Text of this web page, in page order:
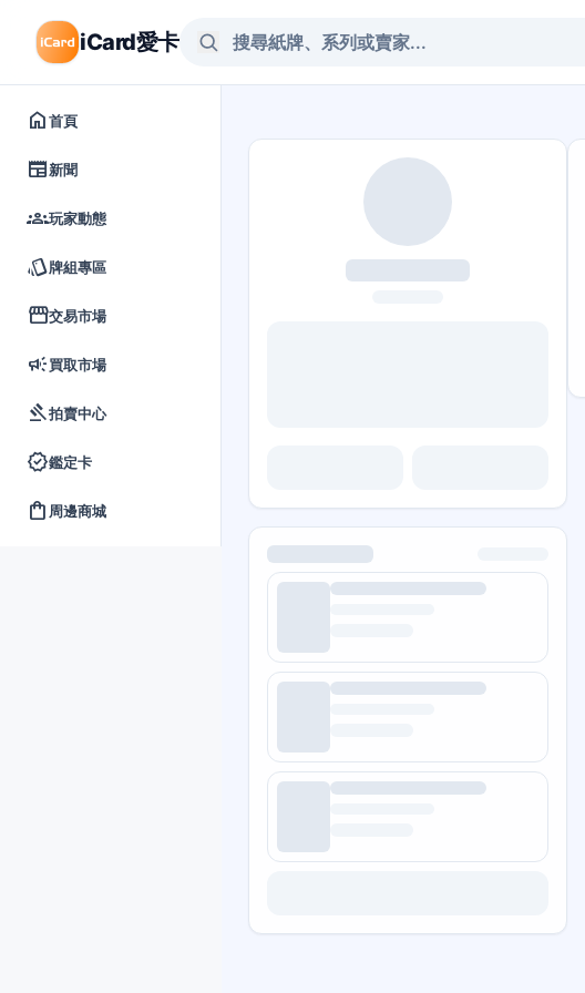
iCard愛卡
home首頁
newspaper新聞
groups玩家動態
style牌組專區
storefront交易市場
campaign買取市場
gavel拍賣中心
verified鑑定卡
shopping_bag 周邊商城